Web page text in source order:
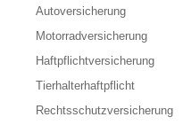
Autoversicherung
Motorradversicherung
Haftpflichtversicherung
Tierhalterhaftpflicht
Rechtsschutzversicherung